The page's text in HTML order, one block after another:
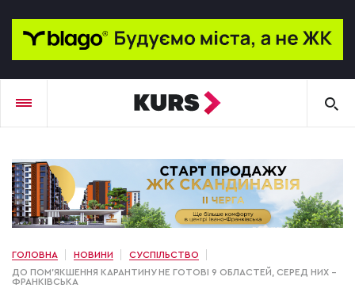
ГОЛОВНА НОВИНИ
СУСПІЛЬСТВО
ДО ПОМ'ЯКШЕННЯ КАРАНТИНУ НЕ ГОТОВІ 9 ОБЛАСТЕЙ, СЕРЕД НИХ -
ФРАНКІВСЬКА